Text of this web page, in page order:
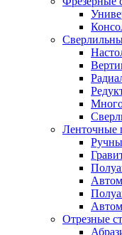
Ленточные
Отрезные